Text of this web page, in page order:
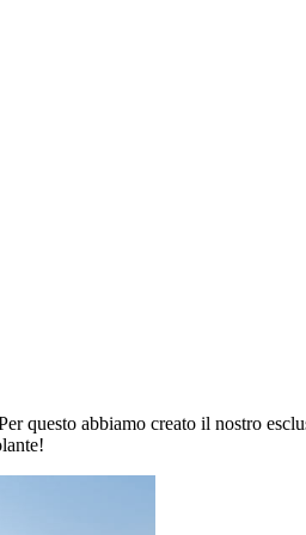
questo abbiamo creato il nostro